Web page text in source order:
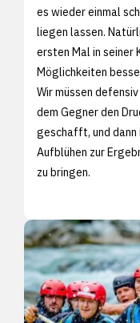
es wieder einmal
liegen lassen.
ersten Mal in seiner
Möglichkeiten
Wir müssen
dem Gegner den
geschafft, und dann
Aufblühen zur
zu bringen.